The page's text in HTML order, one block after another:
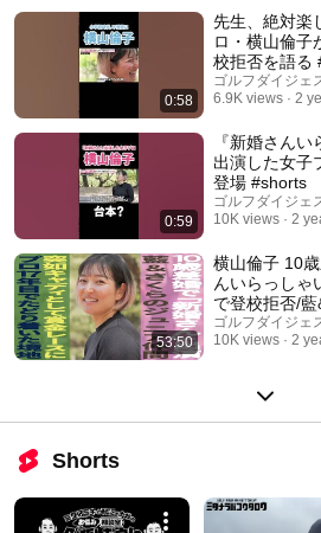
0:58
先生、絶対楽
ロ・横山倫子
校拒否を語る
ゴルフダイジェ
6.9K views
2
0:59
『新婚さん
出演した女子
登場 #shorts
ゴルフダイジェ
10K views
2
53:50
横山倫子 10
んいらっしゃ
で登校拒否/藍
ニア時代/賞金
でキャディ/苦
ゴルフダイジェ
10K views
2
Shorts